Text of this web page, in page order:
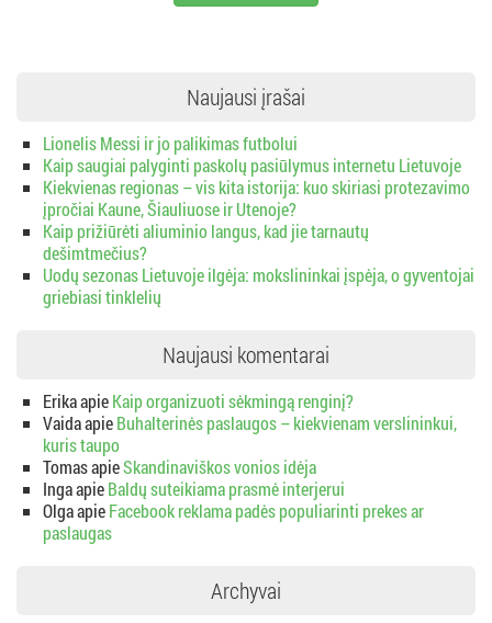
Naujausi įrašai
Lionelis Messi ir jo palikimas futbolui
Kaip saugiai palyginti paskolų pasiūlymus internetu Lietuvoje
Kiekvienas regionas – vis kita istorija: kuo skiriasi protezavimo
įpročiai Kaune, Šiauliuose ir Utenoje?
Kaip prižiūrėti aliuminio langus, kad jie tarnautų
dešimtmečius?
Uodų sezonas Lietuvoje ilgėja: mokslininkai įspėja, o gyventojai
griebiasi tinklelių
Naujausi komentarai
ErikaapieKaip organizuoti sėkmingą renginį?
VaidaapieBuhalterinės paslaugos – kiekvienam verslininkui,
kuris taupo
TomasapieSkandinaviškos vonios idėja
IngaapieBaldų suteikiama prasmė interjerui
OlgaapieFacebook reklama padės populiarinti prekes ar
paslaugas
Archyvai